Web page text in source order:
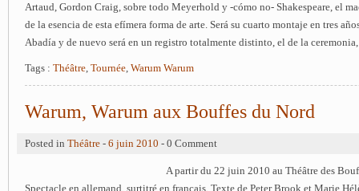
Artaud, Gordon Craig, sobre todo Meyerhold y -cómo no- Shakespeare, el
de la esencia de esta efímera forma de arte. Será su cuarto montaje en tres
Abadía y de nuevo será en un registro totalmente distinto, el de la
Tags : Théâtre Tournée Warum Warum
Warum, Warum aux Bouffes du Nord
Posted in Théâtre - 6 juin 2010 - 0 Comment
A partir du 22 juin 2010 au Théâtre des
Spectacle en allemand, surtitré en français. Texte de Peter Brook et Marie